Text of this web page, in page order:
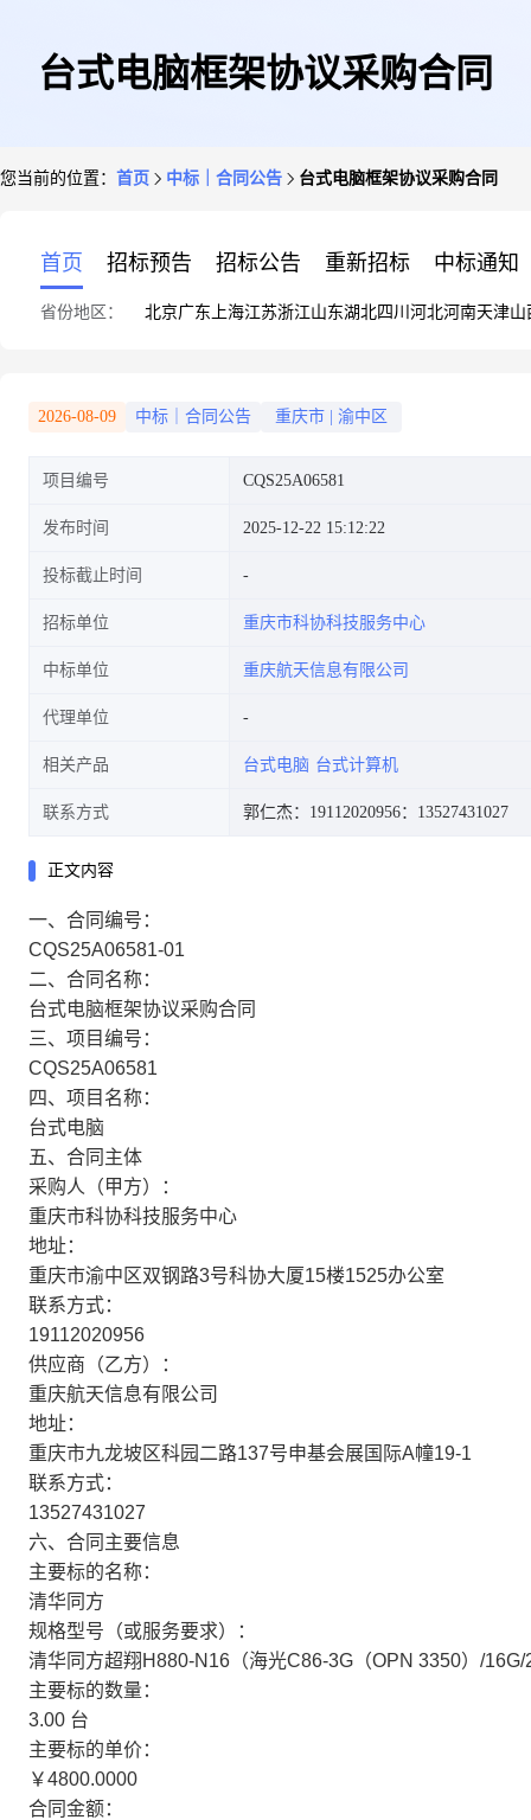
台式电脑框架协议采购合同
您当前的位置： 首页 中标｜合同公告 台式电脑框架协议采购合同
首页 招标预告 招标公告 重新招标 中标通知
省份地区： 北京广东 上海江苏浙江山东湖北四川 河北河南天津山
2026-08-09 中标｜合同公告 重庆市 渝中区
项目编号 CQS25A06581
发布时间 2025-12-22 15:12:22
投标截止时间
招标单位 重庆市科协科技服务中心
中标单位 重庆航天信息有限公司
代理单位
相关产品 台式电脑 台式计算机
联系方式 郭仁杰：19112020956：13527431027
正文内容
一、合同编号：
CQS25A06581-01
二、合同名称：
台式电脑框架协议采购合同
三、项目编号：
CQS25A06581
四、项目名称：
台式电脑
五、合同主体
采购人（甲方）：
重庆市科协科技服务中心
地址：
重庆市渝中区双钢路3号科协大厦15楼1525办公室
联系方式：
19112020956
供应商（乙方）：
重庆航天信息有限公司
地址：
重庆市九龙坡区科园二路137号申基会展国际A幢19-1
联系方式：
13527431027
六、合同主要信息
主要标的名称：
清华同方
规格型号（或服务要求）：
清华同方超翔H880-N16（海光C86-3G（OPN 3350）/
主要标的数量：
3.00 台
主要标的单价：
￥4800.0000
合同金额：